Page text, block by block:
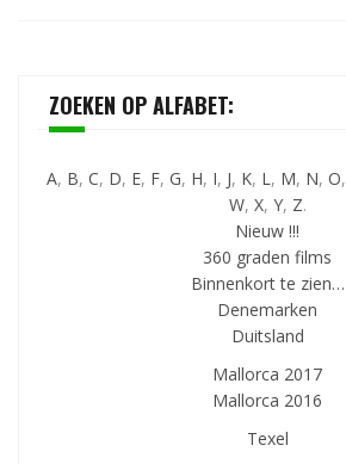
ZOEKEN OP ALFABET:
A, B, C, D, E, F, G, H, I, J, K, L, M, N, O,
W, X, Y, Z.
Nieuw !!!
360 graden films
Binnenkort te zien…
Denemarken
Duitsland
Mallorca 2017
Mallorca 2016
Texel